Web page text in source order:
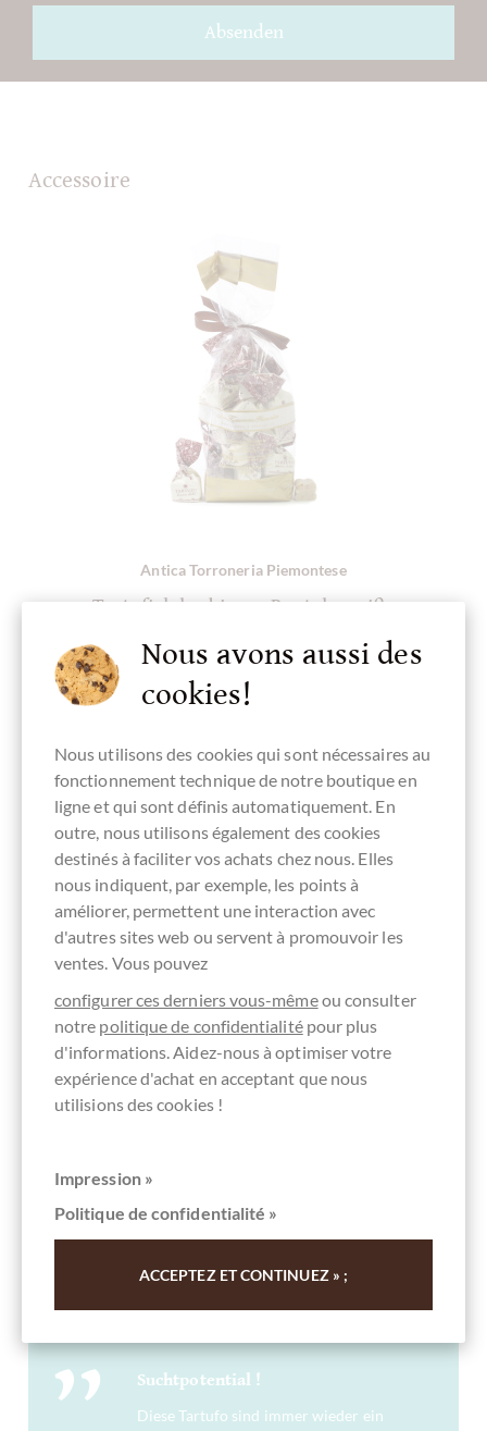
Absenden
Accessoire
Antica Torroneria Piemontese
Tartufi dolce bianco Beutel - weiße
aus dem Piemont im 200g Beutel
Contenu0.2 kg (79,50 € * / 1 kg)
>FORTE>VOS AVANTAGES
ATCHOCOLATS-DE-LUXE.COM
Grande sélection de produits
Pas de valeur minimale de commande
Prêt à être expédié le jour de la commande*
Expédition dans le monde entier par DHL
Recommandé par le magazine gastronomique
Feinschmecker
Autres clients notés Tartufi al Pistacchio
Suchtpotential !
Diese Tartufo sind immer wieder ein
Nous avons aussi des
cookies!
Nous utilisons des cookies qui sont nécessaires au
fonctionnement technique de notre boutique en
ligne et qui sont définis automatiquement. En
outre, nous utilisons également des cookies
destinés à faciliter vos achats chez nous. Elles
nous indiquent, par exemple, les points à
améliorer, permettent une interaction avec
d'autres sites web ou servent à promouvoir les
ventes. Vous pouvez
configurer ces derniers vous-mêmeou consulter
notre politique de confidentialitépour plus
d'informations. Aidez-nous à optimiser votre
expérience d'achat en acceptant que nous
utilisions des cookies !
Impression »
Politique de confidentialité »
ACCEPTEZ ET CONTINUEZ » ;